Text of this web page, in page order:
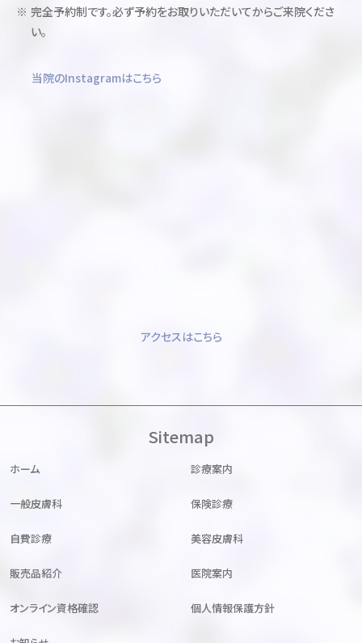
完全予約制です。必ず予約をお取りいただいてからご来院くださ
い。
当院のInstagramはこちら
アクセスはこちら
Sitemap
ホーム 診療案内
一般皮膚科 保険診療
自費診療 美容皮膚科
販売品紹介 医院案内
オンライン資格確認 個人情報保護方針